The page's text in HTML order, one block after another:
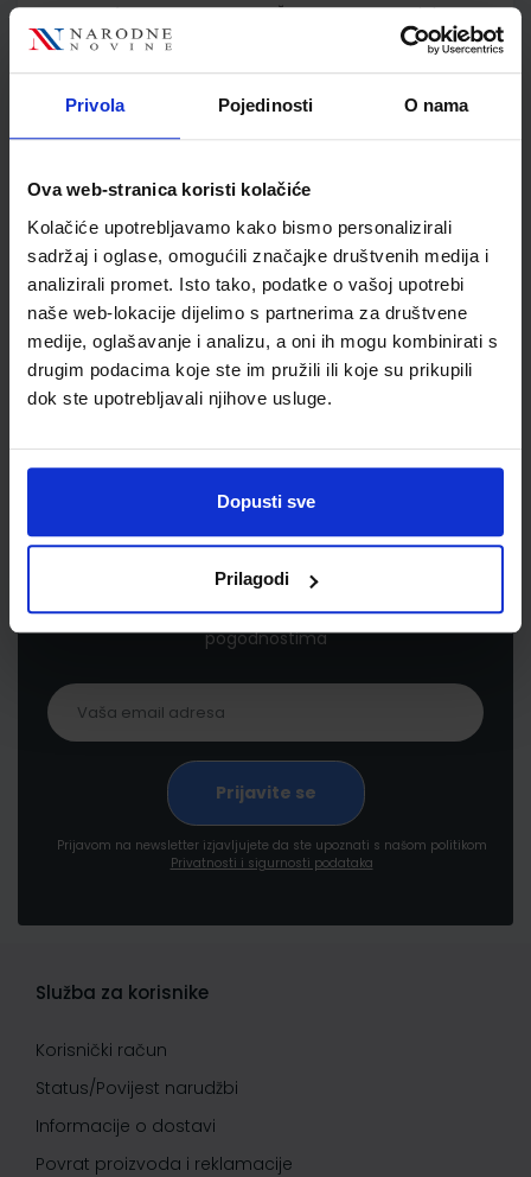
Privola Pojedinosti O nama
Ova web-stranica koristi kolačiće
Kolačiće upotrebljavamo kako bismo personalizirali
sadržaj i oglase, omogućili značajke društvenih medija i
analizirali promet. Isto tako, podatke o vašoj upotrebi
naše web-lokacije dijelimo s partnerima za društvene
medije, oglašavanje i analizu, a oni ih mogu kombinirati s
drugim podacima koje ste im pružili ili koje su prikupili
dok ste upotrebljavali njihove usluge.
Dopusti sve
Prilagodi
Nakladnik
ŠKOLSKA KNJIGA d.d.
Autor
Martina Matosović
Pongrac
Školski razred
20 2.RAZRED SŠ
Vrsta školske knjige
Nastavni predmet
STRUKOVNE ŠKOLE
Reg br min
8283
Newsletter prijava
Prijavite se kako bi primali informacije o novim
proizvodima i uslugama, akcijama i drugim
pogodnostima
Prijavom na newsletter izjavljujete da ste upoznati s našom politikom
Privatnosti i sigurnosti podataka
Služba za korisnike
Korisnički račun
Status/Povijest narudžbi
Informacije o dostavi
Povrat proizvoda i reklamacije